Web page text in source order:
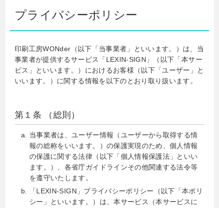
プライバシーポリシー
印刷工房WONder（以下「当事業者」といいます。）は、当
事業者が提供するサービス「LEXIN-SIGN」（以下「本サー
ビス」といいます。）におけるお客様（以下「ユーザー」と
いいます。）に関する情報を以下のとおり取り扱います。
第１条 （総則）
当事業者は、ユーザー情報（ユーザーから取得する情
報の総称をいいます。）の保護実現のため、個人情報
の保護に関する法律（以下「個人情報保護法」といい
ます。）、各省庁ガイドラインその他関連する法令等
を遵守いたします。
「LEXIN-SIGN」プライバシーポリシー（以下「本ポリ
シー」といいます。）は、本サービス（本サービスに